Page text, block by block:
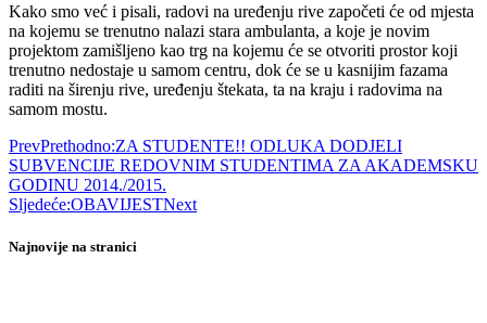
Kako smo već i pisali, radovi na uređenju rive započeti će od mjesta
na kojemu se trenutno nalazi stara ambulanta, a koje je novim
projektom zamišljeno kao trg na kojemu će se otvoriti prostor koji
trenutno nedostaje u samom centru, dok će se u kasnijim fazama
raditi na širenju rive, uređenju štekata, ta na kraju i radovima na
samom mostu.
PrevPrethodno:ZA STUDENTE!! ODLUKA DODJELI
SUBVENCIJE REDOVNIM STUDENTIMA ZA AKADEMSKU
GODINU 2014./2015.
Sljedeće:OBAVIJESTNext
Najnovije na stranici